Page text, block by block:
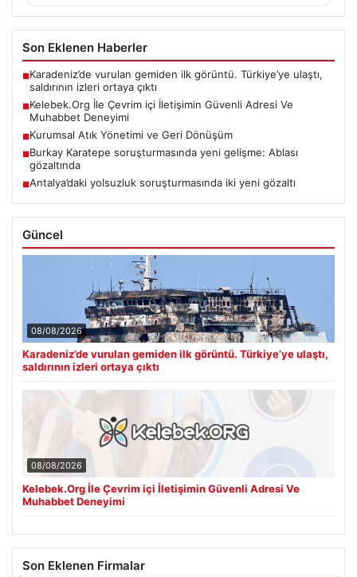
Son Eklenen Haberler
■Karadeniz’de vurulan gemiden ilk görüntü. Türkiye’ye ulaştı,
saldırının izleri ortaya çıktı
■Kelebek.Org İle Çevrim içi İletişimin Güvenli Adresi Ve
Muhabbet Deneyimi
■Kurumsal Atık Yönetimi ve Geri Dönüşüm
■Burkay Karatepe soruşturmasında yeni gelişme: Ablası
gözaltında
■Antalya’daki yolsuzluk soruşturmasında iki yeni gözaltı
Güncel
08/08/2026
Karadeniz’de vurulan gemiden ilk görüntü. Türkiye’ye ulaştı,
saldırının izleri ortaya çıktı
08/08/2026
Kelebek.Org İle Çevrim içi İletişimin Güvenli Adresi Ve
Muhabbet Deneyimi
Son Eklenen Firmalar